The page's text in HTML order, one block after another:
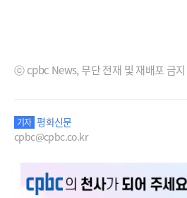
ⓒ cpbc News, 무단 전재 및 재배포 금지
기자 평화신문
cpbc@cpbc.co.kr